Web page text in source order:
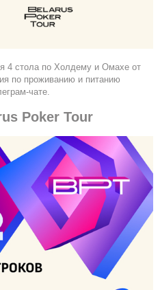
4 стола по Холдему и Омахе от
по проживанию и питанию
чате.
Poker Tour